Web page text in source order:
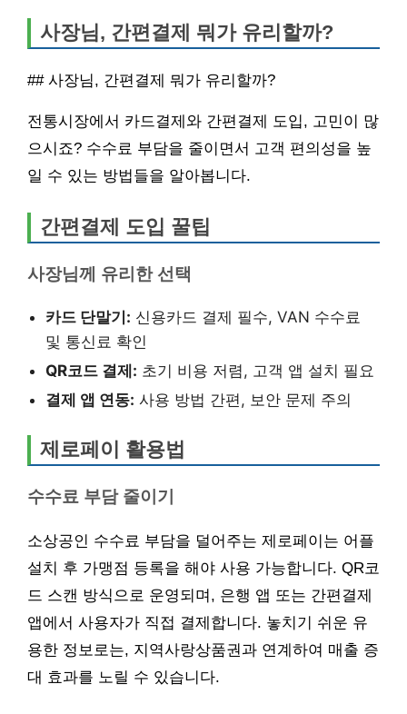
사장님, 간편결제 뭐가 유리할까?
## 사장님, 간편결제 뭐가 유리할까?
전통시장에서 카드결제와 간편결제 도입, 고민이 많
으시죠? 수수료 부담을 줄이면서 고객 편의성을 높
일 수 있는 방법들을 알아봅니다.
간편결제 도입 꿀팁
사장님께 유리한 선택
카드 단말기: 신용카드 결제 필수, VAN 수수료
및 통신료 확인
QR코드 결제: 초기 비용 저렴, 고객 앱 설치 필요
결제 앱 연동: 사용 방법 간편, 보안 문제 주의
제로페이 활용법
수수료 부담 줄이기
소상공인 수수료 부담을 덜어주는 제로페이는 어플
설치 후 가맹점 등록을 해야 사용 가능합니다. QR코
드 스캔 방식으로 운영되며, 은행 앱 또는 간편결제
앱에서 사용자가 직접 결제합니다. 놓치기 쉬운 유
용한 정보로는, 지역사랑상품권과 연계하여 매출 증
대 효과를 노릴 수 있습니다.